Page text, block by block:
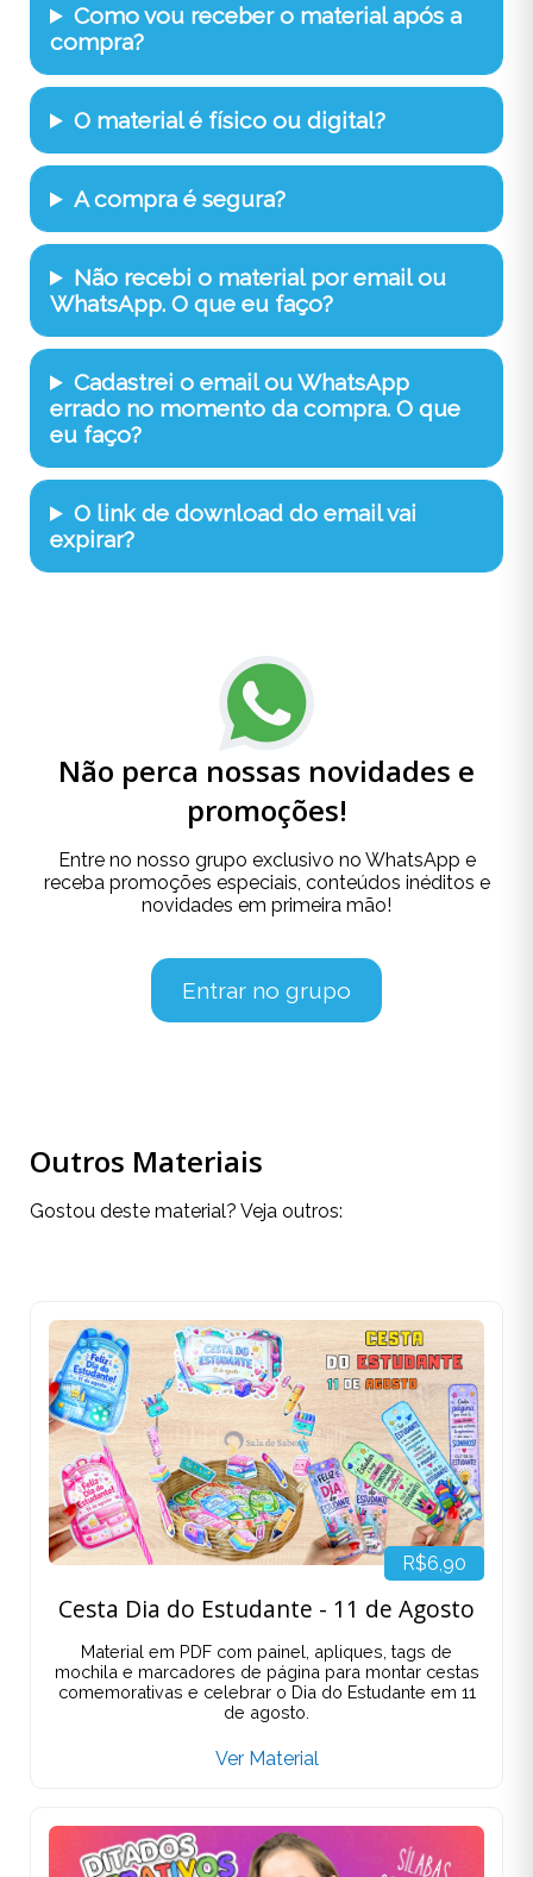
Como vou receber o material após a
compra?
O material é físico ou digital?
A compra é segura?
Não recebi o material por email ou
WhatsApp. O que eu faço?
Cadastrei o email ou WhatsApp
errado no momento da compra. O que
eu faço?
O link de download do email vai
expirar?
Não perca nossas novidades e
promoções!
Entre no nosso grupo exclusivo no WhatsApp e
receba promoções especiais, conteúdos inéditos e
novidades em primeira mão!
Entrar no grupo
Outros Materiais
Gostou deste material? Veja outros:
R$6,90
Cesta Dia do Estudante - 11 de Agosto
Material em PDF com painel, apliques, tags de
mochila e marcadores de página para montar cestas
comemorativas e celebrar o Dia do Estudante em 11
de agosto.
Ver Material